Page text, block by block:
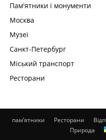
Пам'ятники і монументи
Москва
Музеї
Санкт-Петербург
Міський транспорт
Ресторани
пам’ятники Ресторани
Природа